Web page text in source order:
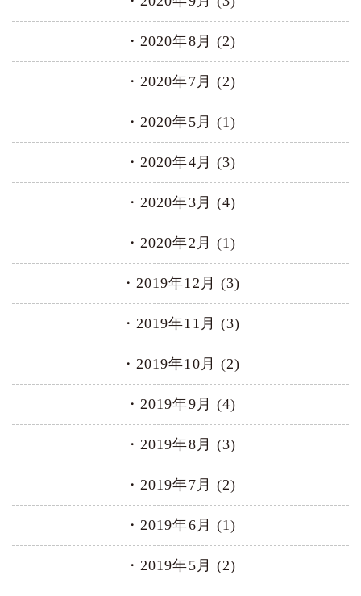
2020年8月 (2)
2020年7月 (2)
2020年5月 (1)
2020年4月 (3)
2020年3月 (4)
2020年2月 (1)
2019年12月 (3)
2019年11月 (3)
2019年10月 (2)
2019年9月 (4)
2019年8月 (3)
2019年7月 (2)
2019年6月 (1)
2019年5月 (2)